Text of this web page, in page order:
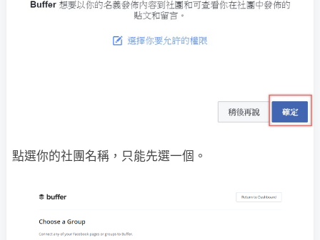
點選你的社團名稱，只能先選一個。